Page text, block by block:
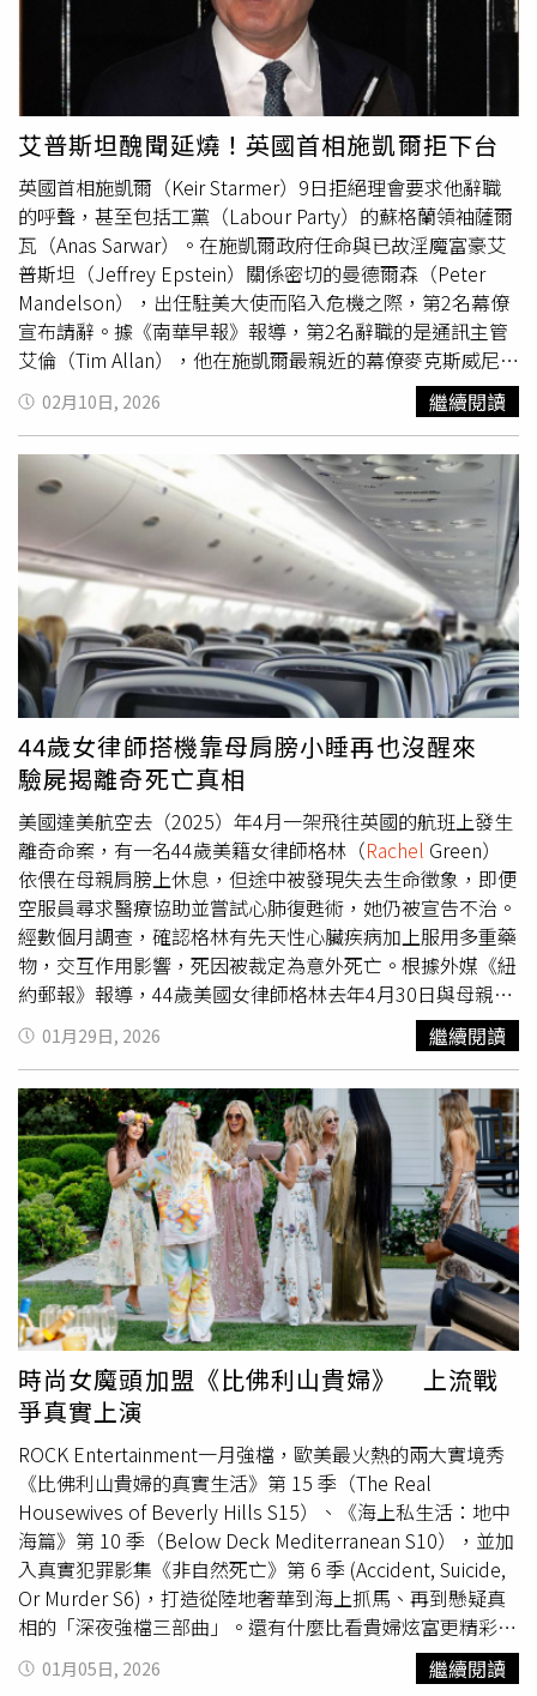
以評估。她也拒絕外界要求推出全面性民生成本補貼措施的
呼聲，並指出政府正考慮更具針對性的支援方案。報導補
充，能源價格衝擊可能推升英國通膨率回升，部分經濟學家
預測今年稍晚可能升至5%，對本已低速成長的經濟構成新
一輪打擊。若油氣價格持續上漲並需要大規模支援措施，這
也可能使里夫斯修復公共財政的努力偏離軌道，甚至可能導
致今年稍晚進一步加稅。上週，政府已推出1項5300萬英鎊
的補助計畫，協助使用燃油取暖的家庭。然而，更廣泛補助
措施產生的壓力，已加劇了債券市場投資人的不安。20日，
英國10年期公債借貸成本自全球金融危機以來近20年首次
突破5%。在上週之前，大部分跌勢集中在短期公債，其走
勢主要反映利率預期。然而，隨著局勢升溫，市場對英格蘭
銀行下一步行動的押注出現劇烈轉變，從原本預期降息迅速
轉向升息。上週，央行表示準備採取行動，以確保通膨維持
在2%的目標軌道上。部分決策官員認為可能需要提高借貸
成本，但貝利表示，目前仍無法斷言利率必然上升。長期與
短期債券同步遭拋售，顯示投資人開始將英國財政對能源價
格衝擊的脆弱性納入定價考量。倫敦盛寶銀行（Saxo Bank
A/S）英國投資策略師威爾森（Neil Wilson）表示：「週末
的發展意味著我們正進入金融市場1個全新且極為危險的階
段。上週債券收益率的變動幅度顯著，已進一步加劇金融市
場壓力。市場正在為央行可能採取的應對措施進行定價。」
艾普斯坦醜聞延燒！英國首相施凱爾拒下台
英國首相施凱爾（Keir Starmer）9日拒絕理會要求他辭職
的呼聲，甚至包括工黨（Labour Party）的蘇格蘭領袖薩爾
瓦（Anas Sarwar）。在施凱爾政府任命與已故淫魔富豪艾
普斯坦（Jeffrey Epstein）關係密切的曼德爾森（Peter
Mandelson），出任駐美大使而陷入危機之際，第2名幕僚
宣布請辭。據《南華早報》報導，第2名辭職的是通訊主管
艾倫（Tim Allan），他在施凱爾最親近的幕僚麥克斯威尼
（Morgan McSweeney）離任後宣布請辭。麥克斯威尼先前
則表示，他對建議任命曼德爾森出任英國駐美最高外交職位
一事負責。在麥克斯威尼於8日離職後，施凱爾原希望重設
敘事框架，回到他至今未能有效聚焦的政策議程：解決生活
成本危機並提振英國經濟。反對黨保守黨（Conservative
Party）領袖巴德諾克（Kemi Badenoch）則指控施凱爾無
法有效領導政府。她向《天空新聞》（Sky News）表示：
「他就像1個在風中飄動的塑膠袋。我們需要他掌握局面；
如果他做不到，那麼工黨內應該由其他人來做，或者應該舉
行選舉。」蘇格蘭工黨領袖薩爾瓦也在記者會上表示，他懷
著沉重心情，必須捍衛蘇格蘭，並呼籲英國首都倫敦
（London）更換領導人。「這種干擾必須結束，唐寧街的
領導層必須改變。」據悉，自2024年選舉以來工黨在當地
的支持度持續下滑。隨著薩爾瓦發表聲明，他成為要求施凱
爾辭職的最高層級同黨人士。施凱爾預計將於9日稍晚會見
工黨國會議員，試圖緩解黨內對任命處理方式的不滿，並壓
制要求他辭職的聲音。對此，唐寧街（Downing Street）發
言人回應稱，施凱爾「獲得英國人民明確的5年授權以推動
變革，而這正是他將要完成的事」。9日稍早，施凱爾也於
唐寧街辦公室向員工發表談話，試圖提振士氣並呼籲團結。
施凱爾表示，「我們必須證明政治可以成為一股向善的力
量」，他也稱讚麥克斯威尼是「1位朋友」，協助改造工
黨，並在2024年全國大選中取得現代英國史上最大多數席
次之一的勝利，「我相信它可以。我相信它確實如此。我們
將從此繼續前進。我們將帶著信心，繼續改變這個國家。」
隨後，他收到了內閣高層部長與部分潛在領導接班人的公開
支持，包括副手拉米（David Lammy）、財政大臣里夫斯
（RachelReeves）與外交大臣庫珀（Yvette Cooper）等
人。被視為潛在領導人選的前副手雷納（Angela Rayner）
也表達「全力支持」施凱爾。她在社群媒體上表示：「我敦
促所有同僚團結一致，記住我們的價值觀，並作為1個團隊
將其付諸實踐。首相在帶領我們達成這一目標上，擁有我完
全的支持。」報導指出，政府借貸成本上升，反映投資人擔
憂若由更偏左、願意增加借貸與支出的工黨領袖接任，財政
政策可能轉向。隨著潛在接班人公開表態支持施凱爾，公債
殖利率升勢以及英鎊兌歐元匯價的波動隨後趨於緩和。據
悉，圍繞曼德爾森的這項新醜聞源於美國司法部（US
Justice Department）上月公布的艾普斯坦檔案，其中包含
電子郵件，顯示曼德爾森在金融危機期間，向艾普斯坦洩露
有關英國可能出售資產與稅制變更的討論內容。曼德爾森後
續未就洩密指控公開評論，也未回應媒體置評請求，目前正
因涉嫌公職行為不當而接受警方調查。
02月10日, 2026 繼續閱讀
44歲女律師搭機靠母肩膀小睡再也沒醒來
驗屍揭離奇死亡真相
美國達美航空去（2025）年4月一架飛往英國的航班上發生
離奇命案，有一名44歲美籍女律師格林（Rachel Green）
依偎在母親肩膀上休息，但途中被發現失去生命徵象，即便
空服員尋求醫療協助並嘗試心肺復甦術，她仍被宣告不治。
經數個月調查，確認格林有先天性心臟疾病加上服用多重藥
物，交互作用影響，死因被裁定為意外死亡。根據外媒《紐
約郵報》報導，44歲美國女律師格林去年4月30日與母親一
同搭乘達美航空，從美國明尼蘇達州要飛往英國倫敦，這趟
航班預計時長約7個半小時。格林登機不久後，就靠著母親
的肩膀睡著，但途中她都沒有醒過來，直到空服員發現格林
昏過去，才發現大事不妙。當時格林在機上有接受專業急救
與心肺復甦術，但最終仍無力回天，不幸在座位身亡。據法
庭揭露的驗屍報告，格林的體內含有多種處方藥物成分，包
括抗憂鬱藥、褪黑激素、大麻素以及低濃度的酒精；加上格
林心臟有一條冠狀動脈出現「心肌隧道化」現象，意味著她
的血管部分路徑位於心肌下方，非心臟表面，屬於先天性心
臟異常。病理學家貝茲（Alan Bates）指出，格林的死因極
可能是藥物與先天性心臟疾病共同作用所致。格林的家屬對
此結果表示悲痛並提出強烈質疑，其胞姊卡尼（Roxanne
Carney）在庭上質疑，妹妹先前曾接受心臟檢查且結果異
常，卻從未被轉診至心臟專科醫師；她不懂為何醫師在已知
患者有潛在心臟問題的情況下，仍開立如此複雜的處方藥物
組合。卡尼心碎地表示，家屬完全無法理解醫療體系為何允
許這種危險的用藥方案存在，最終導致了這場無法挽回的悲
劇。資深驗屍官布朗（Lydia Brown）在法庭上感嘆，格林
原本計畫在母親的陪伴下前往英國進行長期研究與創作，卻
在抵達目的地前客死異鄉。布朗強調，這原本是一場令人期
待的文學之旅，遺憾的是格林永遠無法完成她的著作。這起
案件也讓航空安全與旅客健康管理再次受到關注，特別是長
途飛行中藥物併發症與潛在病史所構成的致死風險。在聽證
會的最後悼念中，卡尼形容妹妹是一位無私且優秀的法律專
01月29日, 2026 繼續閱讀
時尚女魔頭加盟《比佛利山貴婦》 上流戰
爭真實上演
ROCK Entertainment一月強檔，歐美最火熱的兩大實境秀
《比佛利山貴婦的真實生活》第 15 季（The Real
Housewives of Beverly Hills S15）、《海上私生活：地中
海篇》第 10 季（Below Deck Mediterranean S10），並加
入真實犯罪影集《非自然死亡》第 6 季 (Accident, Suicide,
Or Murder S6)，打造從陸地奢華到海上抓馬、再到懸疑真
相的「深夜強檔三部曲」。還有什麼比看貴婦炫富更精彩？
全新第15季的《比佛利山貴婦的真實生活》（The Real
Housewives of Beverly Hills）被外媒譽為「最動盪的一
01月05日, 2026 繼續閱讀